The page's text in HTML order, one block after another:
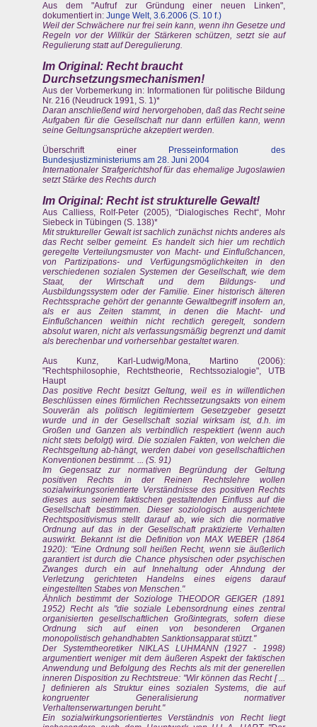
Aus dem "Aufruf zur Gründung einer neuen Linken",
dokumentiert in: Junge Welt, 3.6.2006 (S. 10 f.)
Weil der Schwächere nur frei sein kann, wenn ihn Gesetze und
Regeln vor der Willkür der Stärkeren schützen, setzt sie auf
Regulierung statt auf Deregulierung.
Im Original: Rechtbraucht
Durchsetzungsmechanismen!
Aus der Vorbemerkung in: Informationen für politische Bildung
Nr. 216 (Neudruck 1991, S. 1)*
Daran anschließend wird hervorgehoben, daß das Recht seine
Aufgaben für die Gesellschaft nur dann erfüllen kann, wenn
seine Geltungsansprüche akzeptiert werden.
Überschrift einer
Presseinformation des
Bundesjustizministeriums am 28. Juni 2004
Internationaler Strafgerichtshof für das ehemalige Jugoslawien
setzt Stärke des Rechts durch
Im Original: Rechtist strukturelle Gewalt!
Aus Calliess, Rolf-Peter (2005), “Dialogisches Recht“, Mohr
Siebeck in Tübingen (S. 138)*
Mit struktureller Gewalt ist sachlich zunächst nichts anderes als
das Recht selber gemeint. Es handelt sich hier um rechtlich
geregelte Verteilungsmuster von Macht- und Einflußchancen,
von Partizipations- und Verfügungsmöglichkeiten in den
verschiedenen sozialen Systemen der Gesellschaft, wie dem
Staat, der Wirtschaft und dem Bildungs- und
Ausbildungssystem oder der Familie. Einer historisch älteren
Rechtssprache gehört der genannte Gewaltbegriff insofern an,
als er aus Zeiten stammt, in denen die Macht- und
Einflußchancen weithin nicht rechtlich geregelt, sondern
absolut waren, nicht als verfassungsmäßig begrenzt und damit
als berechenbar und vorhersehbar gestaltet waren.
Aus Kunz, Karl-Ludwig/Mona, Martino (2006):
"Rechtsphilosophie, Rechtstheorie, Rechtssozialogie", UTB
Haupt
Das positive Recht besitzt Geltung, weil es in willentlichen
Beschlüssen eines förmlichen Rechtssetzungsakts von einem
Souverän als politisch legitimiertem Gesetzgeber gesetzt
wurde und in der Gesellschaft sozial wirksam ist, d.h. im
Großen und Ganzen als verbindlich respektiert (wenn auch
nicht stets befolgt) wird. Die sozialen Fakten, von welchen die
Rechtsgeltung ab-hängt, werden dabei von gesellschaftlichen
Konventionen bestimmt. ... (S. 91)
Im Gegensatz zur normativen Begründung der Geltung
positiven Rechts in der Reinen Rechtslehre wollen
sozialwirkungsorientierte Verständnisse des positiven Rechts
dieses aus seinem faktischen gestaltenden Einfluss auf die
Gesellschaft bestimmen. Dieser soziologisch ausgerichtete
Rechtspositivismus stellt darauf ab, wie sich die normative
Ordnung auf das in der Gesellschaft praktizierte Verhalten
auswirkt. Bekannt ist die Definition von MAX WEBER (1864
1920): "Eine Ordnung soll heißen Recht, wenn sie äußerlich
garantiert ist durch die Chance physischen oder psychischen
Zwanges durch ein auf Innehaltung oder Ahndung der
Verletzung gerichteten Handelns eines eigens darauf
eingestellten Stabes von Menschen."
Ähnlich bestimmt der Soziologe THEODOR GEIGER (1891
1952) Recht als "die soziale Lebensordnung eines zentral
organisierten gesellschaftlichen Großintegrats, sofern diese
Ordnung sich auf einen von besonderen Organen
monopolistisch gehandhabten Sanktionsapparat stützt."
Der Systemtheoretiker NIKLAS LUHMANN (1927 - 1998)
argumentiert weniger mit dem äußeren Aspekt der faktischen
Anwendung und Befolgung des Rechts als mit der generellen
inneren Disposition zu Rechtstreue: "Wir können das Recht [ ...
] definieren als Struktur eines sozialen Systems, die auf
kongruenter Generalisierung normativer
Verhaltenserwartungen beruht."
Ein sozialwirkungsorientiertes Verständnis von Recht liegt